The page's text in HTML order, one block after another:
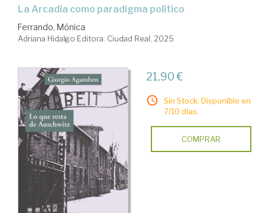
La Arcadia como paradigma político
Ferrando, Mónica
Adriana Hidalgo Editora. Ciudad Real, 2025
21,90 €
Sin Stock. Disponible en
7/10 días.
COMPRAR